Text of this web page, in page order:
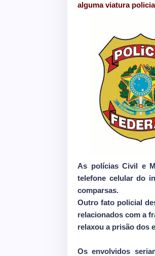
alguma viatura
As polícias Civil e
telefone celular do
comparsas.
Outro fato policial
relacionados com a
relaxou a prisão dos
Os envolvidos